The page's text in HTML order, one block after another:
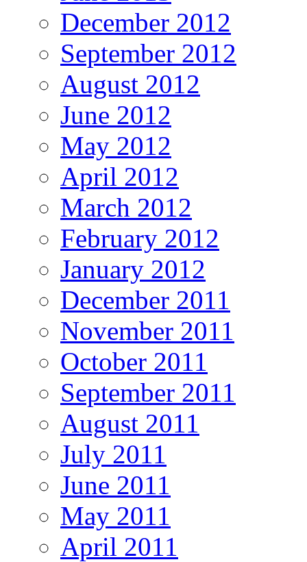
December 2012
September 2012
August 2012
June 2012
May 2012
April 2012
March 2012
February 2012
January 2012
December 2011
November 2011
October 2011
September 2011
August 2011
July 2011
June 2011
May 2011
April 2011